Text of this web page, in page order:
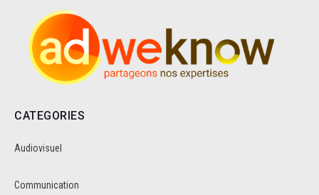
CATEGORIES
Audiovisuel
Communication